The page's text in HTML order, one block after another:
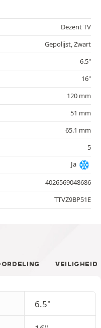
Dezent TV
Gepolijst, Zwart
6.5"
16"
120 mm
51 mm
65.1 mm
5
Ja
4026569048686
TTVZ9BP51E
VEILIGHEID
6.5"